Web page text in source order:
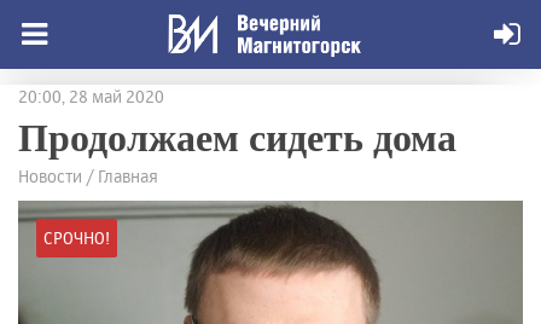
20:00, 28 май 2020
Продолжаем сидеть дома
Новости / Главная
СРОЧНО!